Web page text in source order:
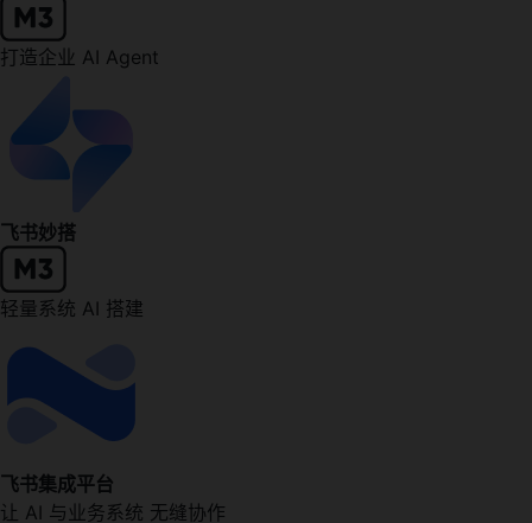
打造企业 AI Agent
飞书妙搭
轻量系统 AI 搭建
飞书集成平台
让 AI 与业务系统 无缝协作